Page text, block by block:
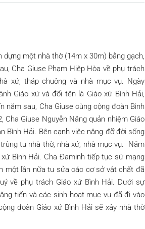
một nhà thờ (14m x 30m) bằng gạch,
Cha Giuse Phạm Hiệp Hòa về phụ trách
xứ, tháp chuông và nhà mục vụ. Ngày
Giáo xứ và đổi tên là Giáo xứ Bình Hải,
năm sau, Cha Giuse cùng cộng đoàn Bình
Giuse Nguyễn Năng quản nhiệm Giáo
Bình Hải. Bên cạnh việc nâng đỡ đời sống
tu nhà thờ, nhà xứ, nhà mục vụ. Năm
Bình Hải. Cha Đaminh tiếp tục sứ mạng
một lần nữa tu sửa các cơ sở vật chất đã
về phụ trách Giáo xứ Bình Hải. Dưới sự
tiến và các sinh hoạt mục vụ đã đi vào
đoàn Giáo xứ Bình Hải sẽ xây nhà thờ